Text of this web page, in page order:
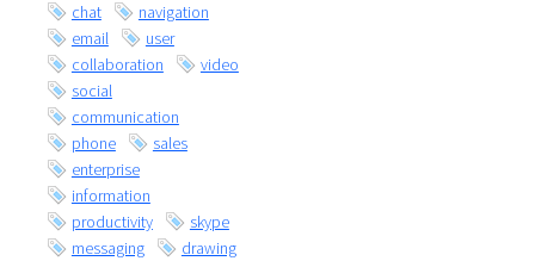
chat
navigation
email
user
collaboration
video
social
communication
phone
sales
enterprise
information
productivity
skype
messaging
drawing